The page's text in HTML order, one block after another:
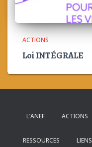
ACTIONS
Loi INTÉGRALE
L’ANEF ACTIONS
RESSOURCES LIENS